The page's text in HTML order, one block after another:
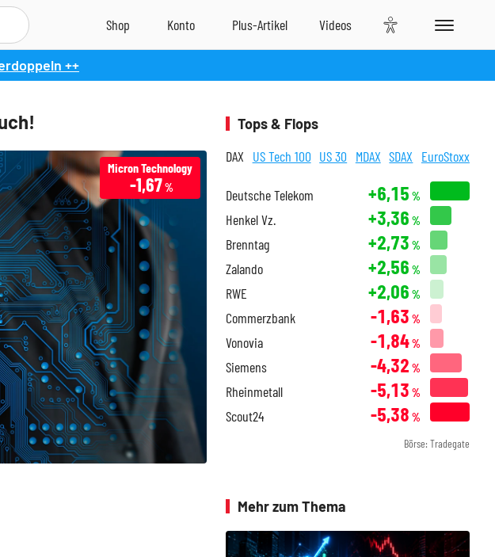
++
Micron Technology
-1,67%
Tops & Flops
DAX US Tech 100 US 30 MDAX SDAX EuroStoxx
Deutsche Telekom +6,15 %
Henkel Vz. +3,36 %
Brenntag +2,73 %
Zalando +2,56 %
RWE +2,06 %
Commerzbank -1,63 %
Vonovia -1,84%
Siemens -4,32 %
Rheinmetall -5,13 %
Scout24 -5,38 %
Börse: Tradegate
Mehr zum Thema